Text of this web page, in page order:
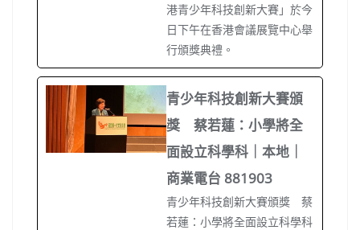
港青少年科技創新大賽」於今
日下午在香港會議展覽中心舉
行頒獎典禮。
青少年科技創新大賽頒
獎 蔡若蓮：小學將全
面設立科學科｜本地｜
商業電台 881903
青少年科技創新大賽頒獎 蔡
若蓮：小學將全面設立科學科